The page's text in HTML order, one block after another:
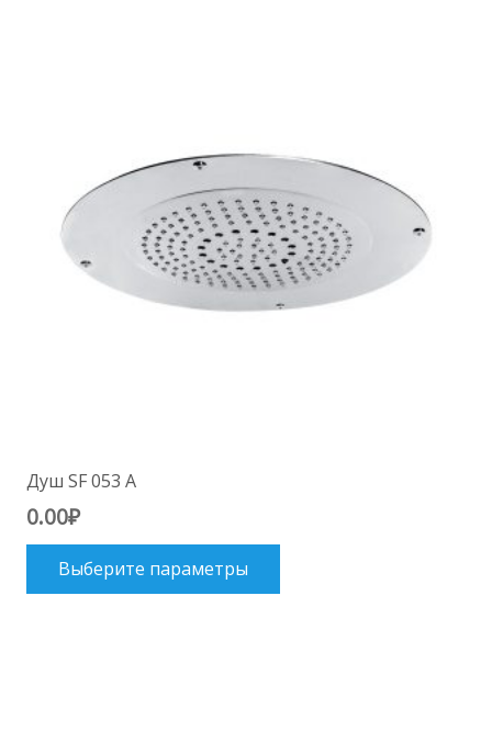
Душ SF 053 A
0.00₽
Выберите параметры